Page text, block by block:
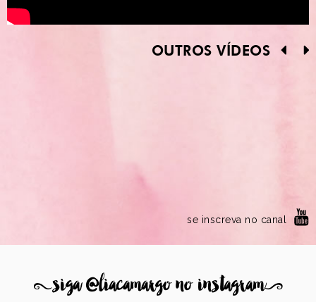
OUTROS VÍDEOS
se inscreva no canal
8siga @liacamargo no instagram9